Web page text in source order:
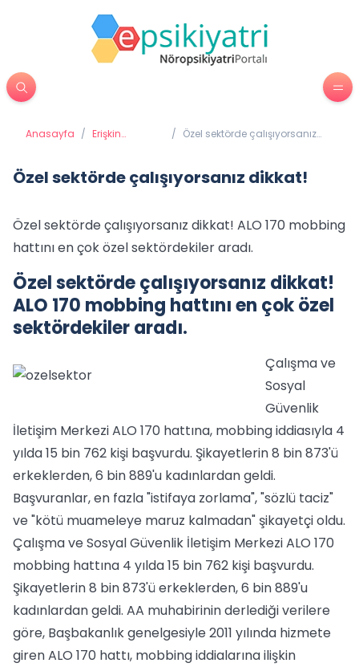
Anasayfa / Erişkin
/ Özel sektörde çalışıyorsanız
Özel sektörde çalışıyorsanız dikkat!
Özel sektörde çalışıyorsanız dikkat! ALO 170 mobbing
hattını en çok özel sektördekiler aradı.
Özel sektörde çalışıyorsanız dikkat!
ALO 170 mobbing hattını en çok özel
sektördekiler aradı.
Çalışma ve
Sosyal
Güvenlik
İletişim Merkezi ALO 170 hattına, mobbing iddiasıyla 4
yılda 15 bin 762 kişi başvurdu. Şikayetlerin 8 bin 873'ü
erkeklerden, 6 bin 889'u kadınlardan geldi.
Başvuranlar, en fazla "istifaya zorlama", "sözlü taciz"
ve "kötü muameleye maruz kalmadan" şikayetçi oldu.
Çalışma ve Sosyal Güvenlik İletişim Merkezi ALO 170
mobbing hattına 4 yılda 15 bin 762 kişi başvurdu.
Şikayetlerin 8 bin 873'ü erkeklerden, 6 bin 889'u
kadınlardan geldi. AA muhabirinin derlediği verilere
göre, Başbakanlık genelgesiyle 2011 yılında hizmete
giren ALO 170 hattı, mobbing iddialarına ilişkin